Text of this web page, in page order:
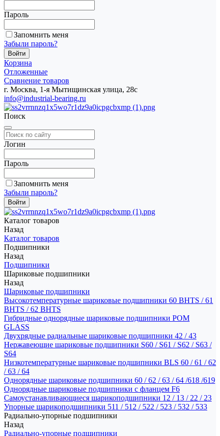
Пароль
Запомнить меня
Забыли пароль?
Корзина
Отложенные
Сравнение товаров
г. Москва, 1-я Мытищинская улица, 28с
info@industrial-bearing.ru
Поиск
Логин
Пароль
Запомнить меня
Забыли пароль?
Каталог товаров
Назад
Каталог товаров
Подшипники
Назад
Подшипники
Шариковые подшипники
Назад
Шариковые подшипники
Высокотемпературные шариковые подшипники 60 BHTS / 61
BHTS / 62 BHTS
Гибридные однорядные шариковые подшипники POM
GLASS
Двухрядные радиальные шариковые подшипники 42 / 43
Нержавеющие шариковые подшипники S60 / S61 / S62 / S63 /
S64
Низкотемпературные шариковые подшипники BLS 60 / 61 / 62
/ 63 / 64
Однорядные шариковые подшипники 60 / 62 / 63 / 64 /618 /619
Однорядные шариковые подшипники с фланцем F6
Самоустанавливающиеся шарикоподшипники 12 / 13 / 22 / 23
Упорные шарикоподшипники 511 / 512 / 522 / 523 / 532 / 533
Радиально-упорные подшипники
Назад
Радиально-упорные подшипники